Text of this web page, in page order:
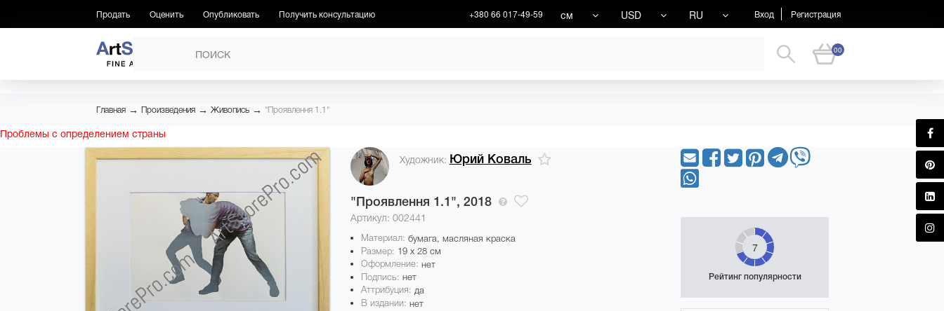
Продать Оценить Опубликовать Получить консультацию Вход Регистрация
+380 66 017-49-59 см USD RU
00
ПРОИЗВЕДЕНИЯ
Главная → Произведения → Живопись → "Проявлення 1.1"
Проблемы с определением страны
Художник: Юрий Коваль
"Проявлення 1.1", 2018
Артикул: 002441
Материал: бумага, масляная краска
Размер: 19 x 28 см
Оформление: нет
Подпись: нет
Аттрибуция: да
В издании: нет
7
Рейтинг популярности